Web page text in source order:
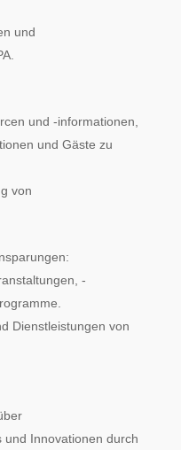
und
und -informationen,
und Gäste zu
von
-
Dienstleistungen von
und Innovationen durch